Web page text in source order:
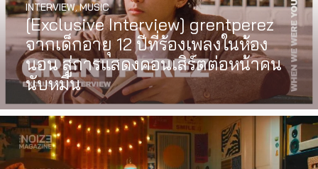
[Exclusive Interview] grentperez
จากเด็กอายุ 12 ปีที่ร้องเพลงในห้อง
นอน สู่การแสดงคอนเสิร์ตต่อหน้าคน
นับหมื่น
INTERVIEW,MUSIC